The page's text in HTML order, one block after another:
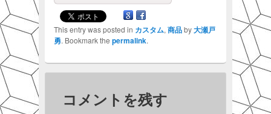
This entry was posted in カスタム,商品by大瀬戸
勇. Bookmark the permalink.
コメントを残す